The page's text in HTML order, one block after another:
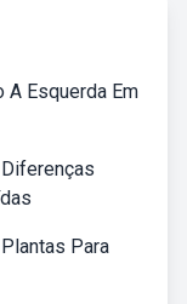
A Esquerda Em
Para